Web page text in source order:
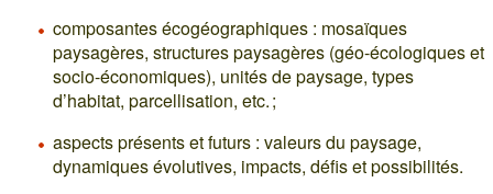
composantes écogéographiques : mosaïques
paysagères, structures paysagères (géo-écologiques et
socio-économiques), unités de paysage, types
d’habitat, parcellisation, etc. ;
aspects présents et futurs : valeurs du paysage,
dynamiques évolutives, impacts, défis et possibilités.